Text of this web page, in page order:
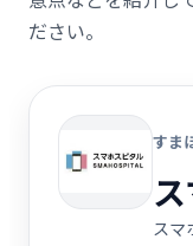
ださい。
すま
ス